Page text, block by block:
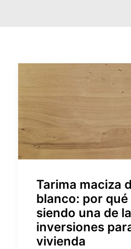
Tarima maciza
blanco: por qué
siendo una de
inversiones
vivienda